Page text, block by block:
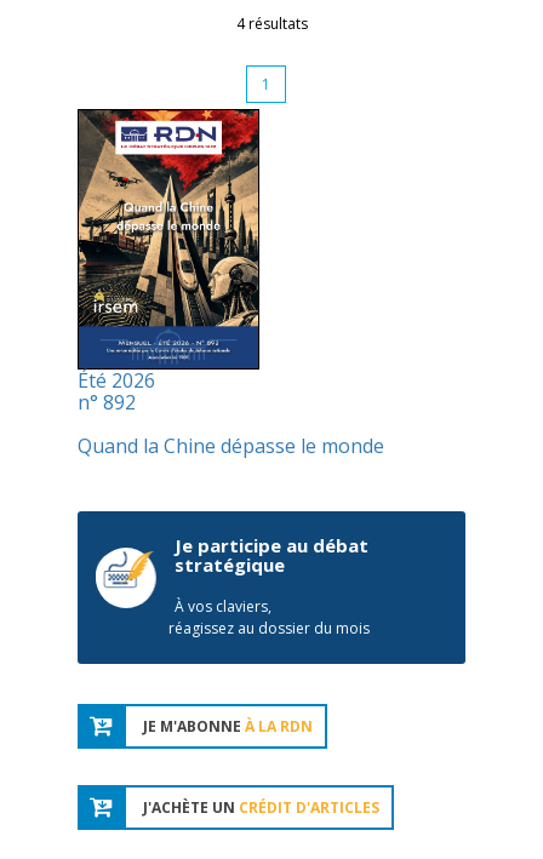
4 résultats
1
Été 2026
n° 892
Quand la Chine dépasse le monde
Je participe au débat
stratégique
À vos claviers,
réagissez au dossier du mois
JE M'ABONNE À LA RDN
J'ACHÈTE UN CRÉDIT D'ARTICLES